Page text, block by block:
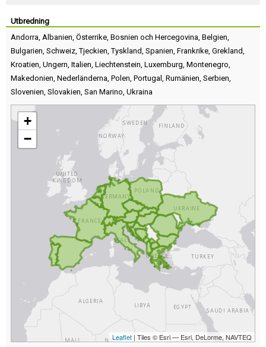
Utbredning
Andorra, Albanien, Österrike, Bosnien och Hercegovina, Belgien,
Bulgarien, Schweiz,Tjeckien,Tyskland, Spanien, Frankrike, Grekland,
Kroatien, Ungern, Italien, Liechtenstein, Luxemburg, Montenegro,
Makedonien, Nederländerna, Polen, Portugal , Rumänien, Serbien,
Slovenien, Slovakien, San Marino, Ukraina
+
−
Leaflet | Tiles © Esri — Esri, DeLorme, NAVTEQ